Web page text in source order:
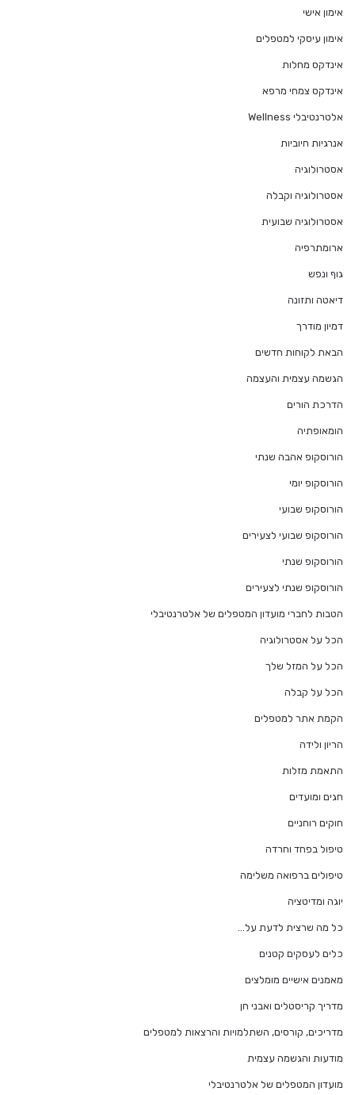
אימון אישי
אימון עיסקי למטפלים
אינדקס מחלות
אינדקס צמחי מרפא
אלטרנטיבלי Wellness
אנרגיות חיוביות
אסטרולוגיה
אסטרולוגיה וקבלה
אסטרולוגיה שבועית
ארומתרפיה
גוף ונפש
דיאטה ותזונה
דמיון מודרך
הבאת לקוחות חדשים
הגשמה עצמית והעצמה
הדרכת הורים
הומאופתיה
הורוסקופ אהבה שנתי
הורוסקופ יומי
הורוסקופ שבועי
הורוסקופ שבועי לצעירים
הורוסקופ שנתי
הורוסקופ שנתי לצעירים
הטבות לחברי מועדון המטפלים של אלטרנטיבלי
הכל על אסטרולוגיה
הכל על המזל שלך
הכל על קבלה
הקמת אתר למטפלים
הריון ולידה
התאמת מזלות
חגים ומועדים
חוקים רוחניים
טיפול בפחד וחרדה
טיפולים ברפואה משלימה
יוגה ומדיטציה
כל מה שרצית לדעת על…
כלים לעסקים קטנים
מאמנים אישיים מומלצים
מדריך קריסטלים ואבני חן
מדריכים, קורסים, השתלמויות והרצאות למטפלים
מודעות והגשמה עצמית
מועדון המטפלים של אלטרנטיבלי